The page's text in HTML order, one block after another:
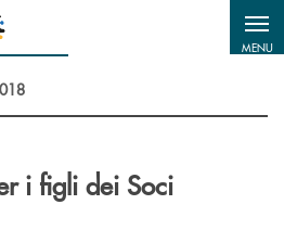
MENU
i figli dei Soci